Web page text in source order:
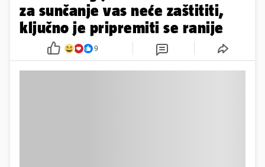
za sunčanje vas neće zaštititi,
ključno je pripremiti se ranije
9